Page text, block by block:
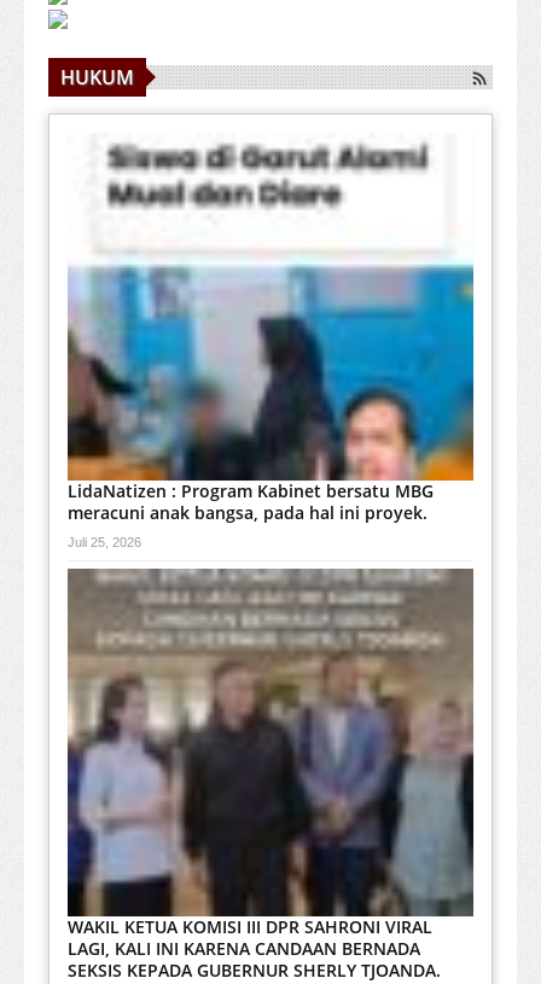
HUKUM
LidaNatizen : Program Kabinet bersatu MBG
meracuni anak bangsa, pada hal ini proyek.
Juli 25, 2026
WAKIL KETUA KOMISI III DPR SAHRONI VIRAL
LAGI, KALI INI KARENA CANDAAN BERNADA
SEKSIS KEPADA GUBERNUR SHERLY TJOANDA.